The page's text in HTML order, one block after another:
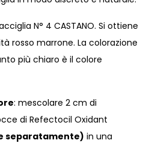
N° 4 CASTANO. Si ottiene
rosso marrone. La colorazione
più chiaro è il colore
: mescolare 2 cm di
di Refectocil Oxidant
separatamente) in una